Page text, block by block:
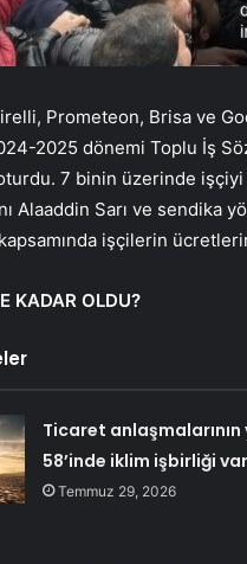
Prometeon, Brisa ve
2025 dönemi Toplu İş
7 binin üzerinde işçiyi
Alaaddin Sarı ve sendika
işçilerin
KADAR OLDU?
Ticaret anlaşmalarının
58’inde iklim işbirliği var
Temmuz 29, 2026